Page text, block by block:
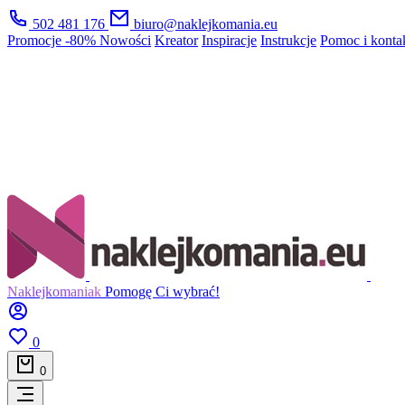
502 481 176
biuro@naklejkomania.eu
Promocje -80% Nowości Kreator Inspiracje Instrukcje Pomoc i
Naklejkomaniak Pomogę Ci wybrać!
0
0